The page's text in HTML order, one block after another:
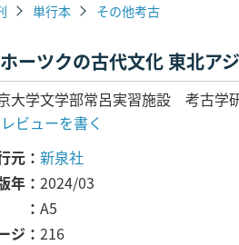
単行本 その他考古
ーツクの古代文化 東北ア
大学文学部常呂実習施設 考古
レビューを書く
元
新泉社
年
2024/03
A5
ジ
216